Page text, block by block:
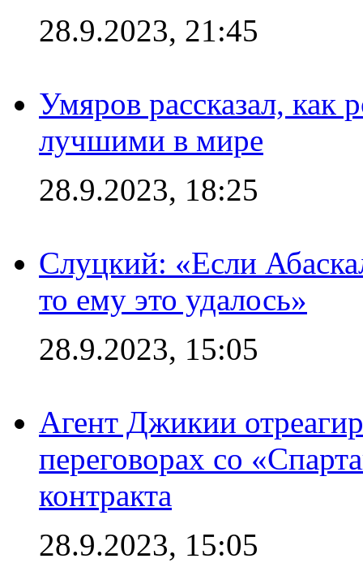
28.9.2023, 21:45
Умяров рассказал, как
лучшими в мире
28.9.2023, 18:25
Слуцкий: «Если
то ему это удалось»
28.9.2023, 15:05
Агент Джикии
переговорах со
контракта
28.9.2023, 15:05